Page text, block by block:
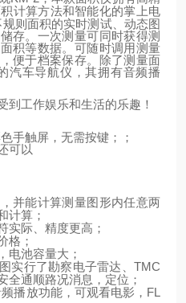
计算方法和智能化的掌上电
则面积的实时测试、动态图
存。一次测量可同时获得测
积等数据。可随时调用测量
便于档案保存。除了测量面
汽车导航仪，其拥有音频播
到工作娱乐和生活的乐趣！
手触屏，无需按键；；
可以
并能计算测量图形内任意两
计算；
实际、精度更高；
格；
电池容量大；
实行了勘察电子雷达、 TMC
全通顺路况消息，定位；
播放功能，可观看电影， FL